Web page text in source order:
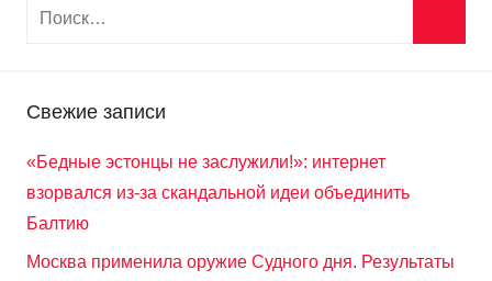
Свежие записи
«Бедные эстонцы не заслужили!»: интернет
взорвался из-за скандальной идеи объединить
Балтию
Москва применила оружие Судного дня. Результаты